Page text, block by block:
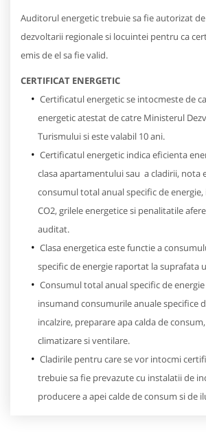
Auditorul energetic trebuie sa fie autorizat
dezvoltarii regionale si locuintei pentru ca
emis de el sa fie valid.
CERTIFICAT ENERGETIC
Certificatul energetic se intocmeste de
energetic atestat de catre Ministerul
Turismului si este valabil 10 ani.
Certificatul energetic indica eficienta
clasa apartamentului sau a cladirii, nota
consumul total anual specific de
CO2, grilele energetice si penalitatile
auditat.
Clasa energetica este functie a
specific de energie raportat la suprafata
Consumul total anual specific de
insumand consumurile anuale specifice
incalzire, preparare apa calda de
climatizare si ventilare.
Cladirile pentru care se vor intocmi
trebuie sa fie prevazute cu instalatii de
producere a apei calde de consum si de